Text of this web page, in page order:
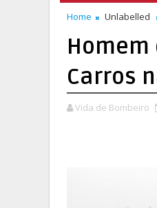
Home Unlabelled
Homem
Carros
Vida de Bombeiro